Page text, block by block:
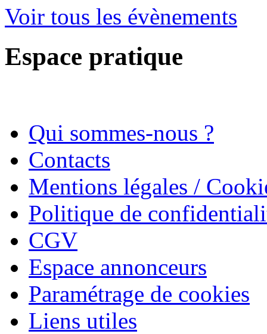
Voir tous les évènements
Espace pratique
Qui sommes-nous ?
Contacts
Mentions légales /
Politique de
CGV
Espace annonceurs
Paramétrage de cookies
Liens utiles